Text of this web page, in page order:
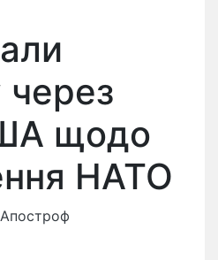
через
щодо
НАТО
Апостроф